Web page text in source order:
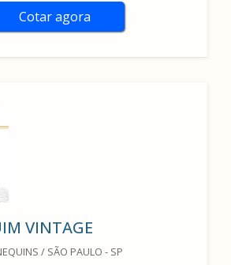
Cotar agora
VINTAGE
/ SÃO PAULO - SP